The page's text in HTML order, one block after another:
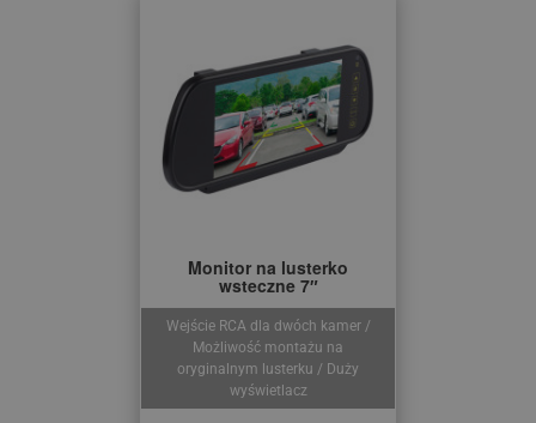
Wejście RCA dla dwóch kamer /
Możliwość montażu na
oryginalnym lusterku / Duży
wyświetlacz
Monitor na lusterko
wsteczne 7″